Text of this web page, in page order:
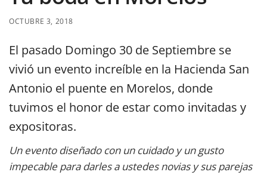
OCTUBRE 3, 2018
El pasado Domingo 30 de Septiembre se
vivió un evento increíble en la Hacienda San
Antonio el puente en Morelos, donde
tuvimos el honor de estar como invitadas y
expositoras.
Un evento diseñado con un cuidado y un gusto
impecable para darles a ustedes novias y sus parejas